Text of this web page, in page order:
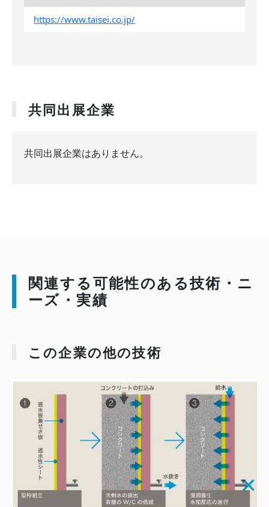
https://www.taisei.co.jp/
共同出展企業
共同出展企業はありません。
関連する可能性のある技術・ニ
ーズ・実績
この企業の他の技術